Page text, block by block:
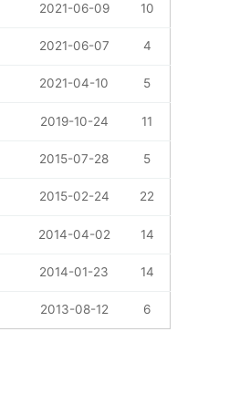
2021-06-09 10
2021-06-07 4
2021-04-10 5
2019-10-24 11
2015-07-28 5
2015-02-24 22
2014-04-02 14
2014-01-23 14
2013-08-12 6